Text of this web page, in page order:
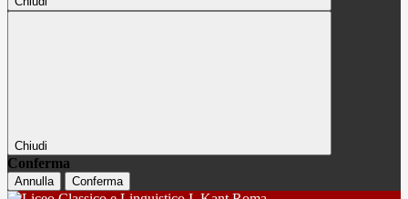
Chiudi
Conferma
Annulla Conferma